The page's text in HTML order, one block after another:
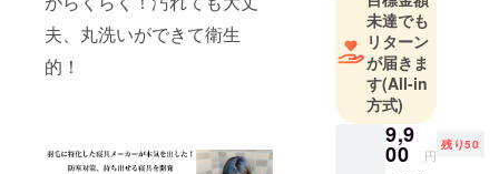
夫、丸洗いができて衛生
的！
装品ブラン
ドプロ
デュースや
美容系サロ
ン、クリ
ニックな
ど、美容と
未達でも
リターン
が届きま
す(All-in
方式)
9,9
00 円
残り50